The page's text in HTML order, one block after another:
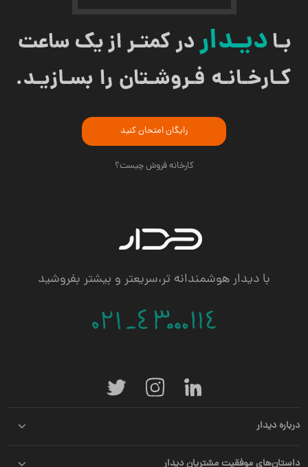
رایگان امتحان کنید
کارخانه فروش چیست؟
با دیدار هوشمندانه تر،سریعتر و بیشتر بفروشید
درباره دیدار
داستان‌های موفقیت مشتریان دیدار